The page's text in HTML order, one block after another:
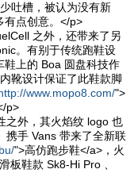
吐槽，被认为没有新
有点创意。</p>
。有别于传统跑鞋设
鞋上的 Boa 圆盘科技作
靴设计保证了此鞋款脚
www.mopo8.com/">
p>
携手 Vans 带来了全新联
">高仿跑步鞋</a>，火
板鞋款 Sk8-Hi Pro 、